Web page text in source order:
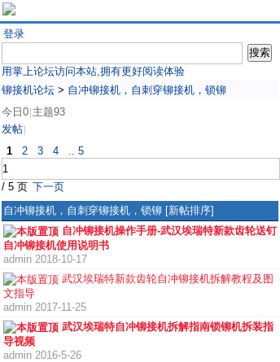
登录
用掌上论坛访问本站,拥有更好阅读体验
铆接机论坛 > 自冲铆接机，自刺穿铆接机，锁铆
今日0 主题93
发帖
1 2 3 4 .. 5
/ 5 页 下一页
自冲铆接机，自刺穿铆接机，锁铆 [新帖排序]
自冲铆接机操作手册-武汉埃瑞特新款齿轮送钉
自冲铆接机使用说明书
admin 2018-10-17
武汉埃瑞特新款齿轮自冲铆接机拆解教程及图
文指导
admin 2017-11-25
武汉埃瑞特自冲铆接机拆解指南锁铆机拆装指
导视频
admin 2016-5-26